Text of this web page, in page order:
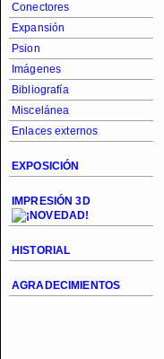
Conectores
Expansión
Psion
Imágenes
Bibliografía
Miscelánea
Enlaces externos
EXPOSICIÓN
IMPRESIÓN 3D
HISTORIAL
AGRADECIMIENTOS